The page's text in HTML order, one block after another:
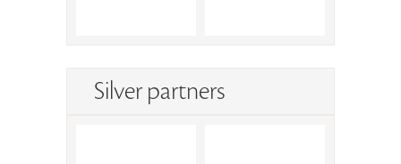
Silver partners